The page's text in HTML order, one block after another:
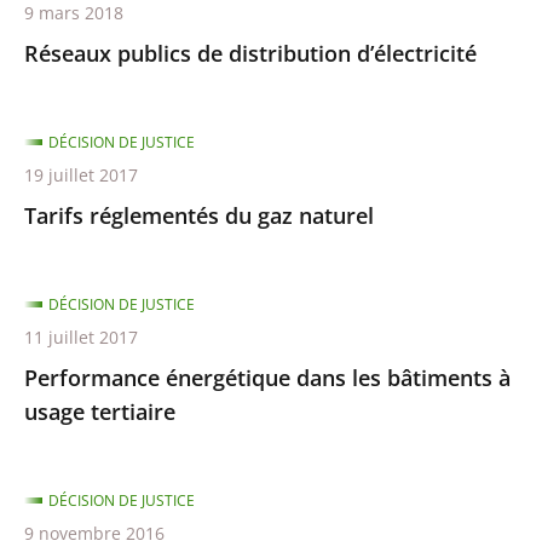
Réseaux publics de distribution d’électricité
9 mars 2018
Tarifs réglementés du gaz naturel
DÉCISION DE JUSTICE
19 juillet 2017
Performance énergétique dans les bâtiments à
usage tertiaire
DÉCISION DE JUSTICE
11 juillet 2017
DÉCISION DE JUSTICE
9 novembre 2016